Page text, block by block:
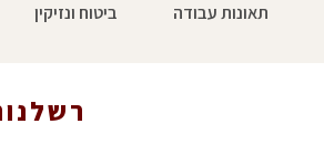
תאונות עבודה ביטוח ונזיקין